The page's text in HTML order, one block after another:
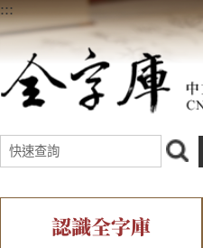
:::
認識全字庫